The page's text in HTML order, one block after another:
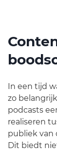
In een tijd
zo
podcasts
realiseren
publiek van
Dit biedt